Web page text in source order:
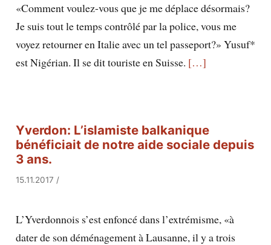
«Comment voulez-vous que je me déplace désormais?
Je suis tout le temps contrôlé par la police, vous me
voyez retourner en Italie avec un tel passeport?» Yusuf*
est Nigérian. Il se dit touriste en Suisse. […]
Yverdon: L’islamiste balkanique
bénéficiait de notre aide sociale depuis
3 ans.
15.11.2017 /
L’Yverdonnois s’est enfoncé dans l’extrémisme, «à
dater de son déménagement à Lausanne, il y a trois